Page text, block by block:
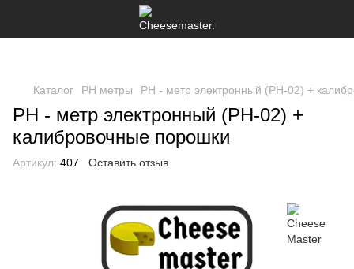
Каталог PH метры PH - метр электронный (PH-02) +
PH - метр электронный (PH-02) +
калибровочные порошки
Артикул: 407 Оставить отзыв